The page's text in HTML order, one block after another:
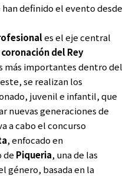
definido el evento desde
es el eje central
del Rey
más importantes dentro del
se realizan los
juvenil e infantil, que
nuevas generaciones de
a cabo el concurso
, enfocado en
de Piqueria, una de las
género, basada en la